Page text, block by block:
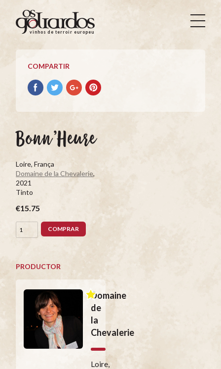
Os
Goliardos
Vinhos
Terroir
Europeus
vinhos de terroir europeus
COMPARTIR
Compartir
con
Compartir
con
Compartir
con
Compartir
con
Bonn’Heure
Loire, França
Domaine de la Chevalerie,
2021
Tinto
€15.75
COMPRAR
PRODUCTOR
Domaine
de
la
Chevalerie
Loire,